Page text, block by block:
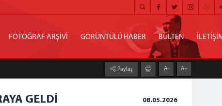
FOTOĞRAF ARŞİVİ GÖRÜNTÜLÜ HABER BÜLTEN
Paylaş A- A+
GELDİ 08.05.2026